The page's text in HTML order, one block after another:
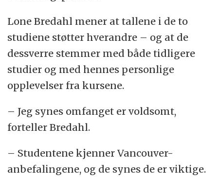
Lone Bredahl mener at tallene i de to
studiene støtter hverandre – og at de
dessverre stemmer med både tidligere
studier og med hennes personlige
opplevelser fra kursene.
– Jeg synes omfanget er voldsomt,
forteller Bredahl.
– Studentene kjenner Vancouver-
anbefalingene, og de synes de er viktige.